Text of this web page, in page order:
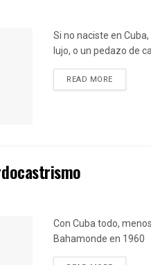
Si no naciste en
lujo, o un pedazo de
READ MOREDETAILS
Con Cuba todo,
Bahamonde en 1960